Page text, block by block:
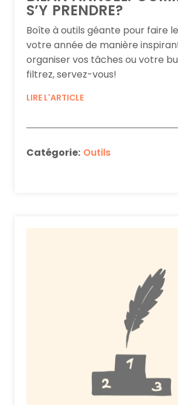
S’Y PRENDRE?
Boîte à outils géante pour faire
votre année de manière
organiser vos tâches ou votre
filtrez, servez-vous!
LIRE L'ARTICLE
Catégorie: Outils